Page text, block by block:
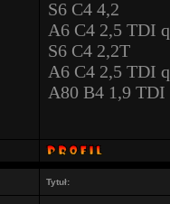
S6 C4 4,2
A6 C4 2,5 TDI q
S6 C4 2,2T
A6 C4 2,5 TDI q
A80 B4 1,9 TDI
Tytuł: